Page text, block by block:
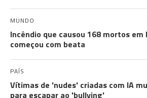
MUNDO
Incêndio que causou 168 mortos em
começou com beata
PAÍS
Vítimas de 'nudes' criadas com IA
para escapar ao 'bullying'